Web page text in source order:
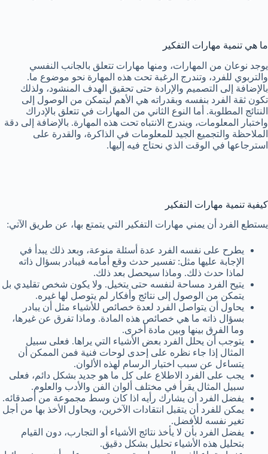
ما هي تنمية مهارات التفكير
يوجد نوعان من المهارات، ومنها مهارات تتعلق بالجانب النفسي
والتربوي للفرد، وتندرج الرغبة تحت هذه المهارة نحو موضوع ما.
بالإضافة إلى التصميم والإرادة حتى تحقيق الهدف المنشود، ولذلك
تكون ثقة الفرد بنفسه وبقدراته هي الأهم ليتمكن من الوصول إلى
النتائج المطلوبة. أما النوع الثاني من المهارات في تتعلق بالإدراك
واختبار المعلومات، ويندرج الانتباه تحت هذه المهارة. بالإضافة إلى دقة
الملاحظة والتجميع الجيد للمعلومات في الذاكرة، والقدرة على
استرجاعها في الوقت الذي نحتاج فيه إليها.
كيفية تنمية مهارات التفكير
يستطع الفرد أن يمني مهارات التفكير التي يتمتع بها، عن طريق الآتي:
يطرح على نفسه الفرد عدة أسئلة منوعة، وبعد ذلك يبدأ في
الإجابة عليها مثل: تفسير حدث وقع أمامه فيبادر بسؤال ذاته
لماذا حدث ذلك. وماذا سيحصل بعد ذلك.
يتيح الفرد مساحة لنفسه حتى يتخيل. ولا يكون شخص تقليدي بل
يتمكن من الوصول إلى نتائج وأفكار لم يتوصل لها غيره.
يحاول أن يتواصل الفرد لعدة خصائص للأشياء مثل أن يبادر
بسؤال ذاته ما هي خصائص هذه المادة. وماذا تفرق عن غيرها،
وما الفرق بينها وبين مادة أخرى.
يتوجب أن يحلل الفرد بعض الأشياء التي يراها. فعلى سبيل
المثال إذا جاء نظره على إحدى لوحات فنية فمن الممكن أن
يتساءل عن سبب اختيار الرسام لهذه الألوان.
يجب على الفرد الاطلاع على كل ما هو جديد بشكل دائم، فعلى
سبيل المثال يقرأ في مختلف ألوان الفن والأدب والعلوم.
يفضل الفرد أن يشارك رأيه اذا كان وسط مجموعة من أصدقائه.
يمكن للفرد أن يتقبل انتقادات الآخرين، ويحاول الأخذ بها من أجل
تغير نفسه للأفضل.
يفضل الفرد بأن لا يأخذ نتائج الأشياء أو التجارب، دون القيام
بتحليل هذه الأشياء تحليل بشكل دقيق.